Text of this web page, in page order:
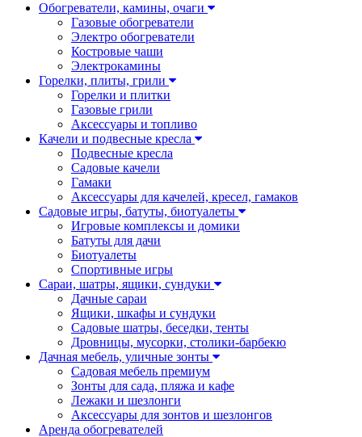
Обогреватели, камины, очаги
Газовые обогреватели
Электро обогреватели
Костровые чаши
Электрокамины
Горелки, плиты, грили
Горелки и плитки
Газовые грили
Аксессуары и топливо
Качели и подвесные кресла
Подвесные кресла
Садовые качели
Гамаки
Аксессуары для качелей, кресел, гамаков
Садовые игры, батуты, биотуалеты
Игровые комплексы и домики
Батуты для дачи
Биотуалеты
Спортивные игры
Сараи, шатры, ящики, сундуки
Дачные сараи
Ящики, шкафы и сундуки
Садовые шатры, беседки, тенты
Дровницы, мусорки, столики-барбекю
Дачная мебель, уличные зонты
Садовая мебель премиум
Зонты для сада, пляжа и кафе
Лежаки и шезлонги
Аксессуары для зонтов и шезлонгов
Аренда обогревателей